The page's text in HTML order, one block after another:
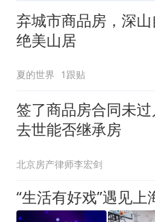
弃城市商品房，深
绝美山居
夏的世界 1跟贴
签了商品房合同未
去世能否继承房
北京房产律师李宏剑